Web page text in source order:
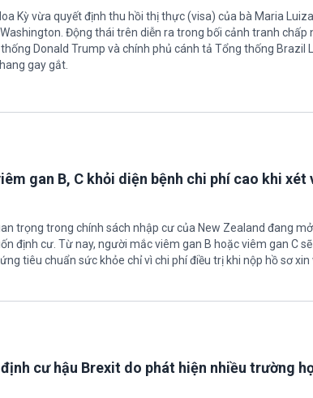
Kỳ vừa quyết định thu hồi thị thực (visa) của bà Maria
Động thái trên diễn ra trong bối cảnh tranh chấp
Donald Trump và chính phủ cánh tả Tổng thống Brazil
gay gắt.
gan B, C khỏi diện bệnh chi phí cao khi xét
trọng trong chính sách nhập cư của New Zealand đang
định cư. Từ nay, người mắc viêm gan B hoặc viêm gan C
tiêu chuẩn sức khỏe chỉ vì chi phí điều trị khi nộp hồ sơ xin
cư hậu Brexit do phát hiện nhiều trường